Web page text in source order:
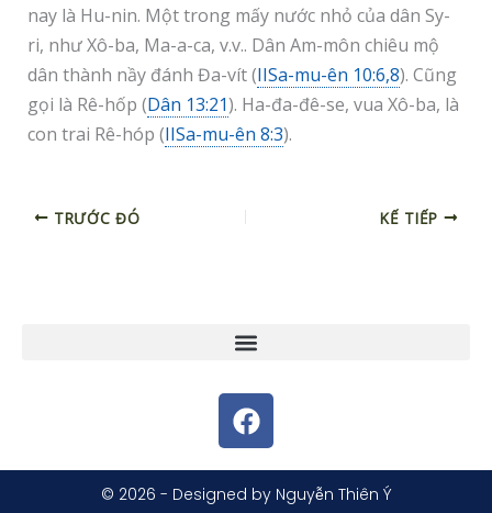
nay là Hu-nin. Một trong mấy nước nhỏ của dân Sy-
ri, như Xô-ba, Ma-a-ca, v.v.. Dân Am-môn chiêu mộ
dân thành nầy đánh Đa-vít (IISa-mu-ên 10:6,8). Cũng
gọi là Rê-hốp (Dân 13:21). Ha-đa-đê-se, vua Xô-ba, là
con trai Rê-hóp (IISa-mu-ên 8:3).
TRƯỚC ĐÓ KẾ TIẾP
F
a
c
e
© 2026 - Designed by Nguyễn Thiên Ý